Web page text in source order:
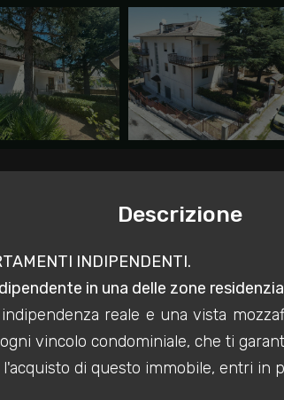
Descrizione
INDIPENDENTI.
in una delle zone
reale e una vista
vincolo condominiale, che ti
l'acquisto di questo immobile, entri